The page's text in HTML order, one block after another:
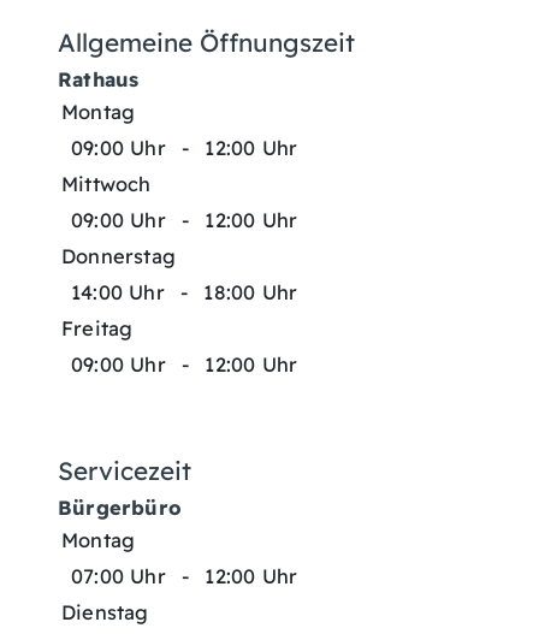
Allgemeine Öffnungszeit
Rathaus
Montag
09:00 Uhr
-
12:00 Uhr
Mittwoch
09:00 Uhr
-
12:00 Uhr
Donnerstag
14:00 Uhr
-
18:00 Uhr
Freitag
09:00 Uhr
- 12:00 Uhr
Servicezeit
Bürgerbüro
Montag
07:00 Uhr
-
12:00 Uhr
Dienstag